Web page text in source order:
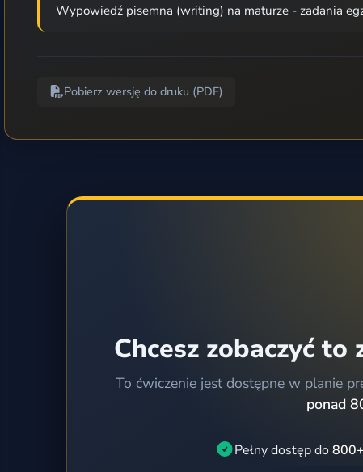
Wypowiedź pisemna (writing) na maturze - zadania
Pobierz wersję do druku (PDF)
Chcesz zobaczyć
To ćwiczenie jest dostępne w planie
ponad
Pełny dostęp do